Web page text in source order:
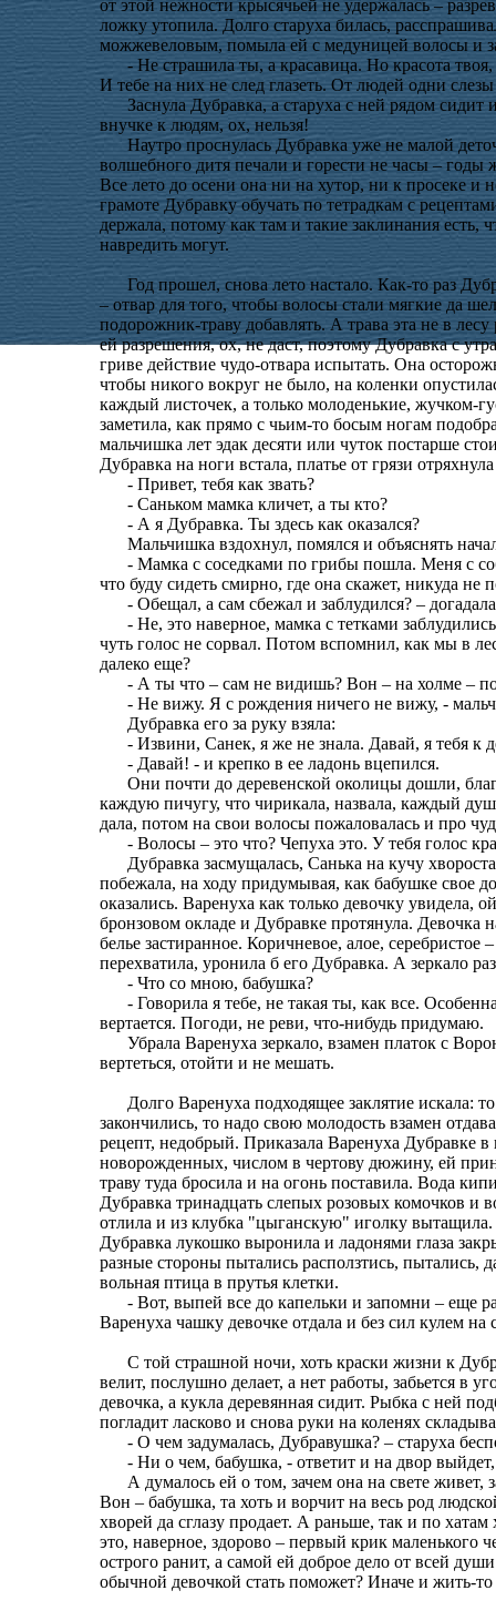
от этой нежности крысячьей не удержалась –
ложку утопила. Долго старуха билась,
можжевеловым, помыла ей с медуницей волосы и
- Не страшила ты, а красавица. Но красота
И тебе на них не след глазеть. От людей одни
Заснула Дубравка, а старуха с ней рядом
внучке к людям, ох, нельзя!
Наутро проснулась Дубравка уже не малой
волшебного дитя печали и горести не часы – годы
Все лето до осени она ни на хутор, ни к просеке и
грамоте Дубравку обучать по тетрадкам с
держала, потому как там и такие заклинания
навредить могут.
Год прошел, снова лето настало. Как-то раз
– отвар для того, чтобы волосы стали мягкие да
подорожник-траву добавлять. А трава эта не в
ей разрешения, ох, не даст, поэтому Дубравка с
гриве действие чудо-отвара испытать. Она
чтобы никого вокруг не было, на коленки
каждый листочек, а только молоденькие, жучком-
заметила, как прямо с чьим-то босым ногам
мальчишка лет эдак десяти или чуток постарше
Дубравка на ноги встала, платье от грязи
- Привет, тебя как звать?
- Саньком мамка кличет, а ты кто?
- А я Дубравка. Ты здесь как оказался?
Мальчишка вздохнул, помялся и объяснять
- Мамка с соседками по грибы пошла. Меня с
что буду сидеть смирно, где она скажет, никуда
- Обещал, а сам сбежал и заблудился? –
- Не, это наверное, мамка с тетками
чуть голос не сорвал. Потом вспомнил, как мы в
далеко еще?
- А ты что – сам не видишь? Вон – на холме –
- Не вижу. Я с рождения ничего не вижу, -
Дубравка его за руку взяла:
- Извини, Санек, я же не знала. Давай, я тебя к
- Давай! - и крепко в ее ладонь вцепился.
Они почти до деревенской околицы дошли,
каждую пичугу, что чирикала, назвала, каждый
дала, потом на свои волосы пожаловалась и про
- Волосы – это что? Чепуха это. У тебя голос
Дубравка засмущалась, Санька на кучу
побежала, на ходу придумывая, как бабушке свое
оказались. Варенуха как только девочку увидела,
бронзовом окладе и Дубравке протянула. Девочка
белье застиранное. Коричневое, алое,
перехватила, уронила б его Дубравка. А зеркало
- Что со мною, бабушка?
- Говорила я тебе, не такая ты, как все.
вертается. Погоди, не реви, что-нибудь придумаю.
Убрала Варенуха зеркало, взамен платок с
вертеться, отойти и не мешать.
Долго Варенуха подходящее заклятие искала:
закончились, то надо свою молодость взамен
рецепт, недобрый. Приказала Варенуха Дубравке
новорожденных, числом в чертову дюжину, ей
траву туда бросила и на огонь поставила. Вода
Дубравка тринадцать слепых розовых комочков и
отлила и из клубка "цыганскую" иголку
Дубравка лукошко выронила и ладонями глаза
разные стороны пытались расползтись, пытались,
вольная птица в прутья клетки.
- Вот, выпей все до капельки и запомни – еще
Варенуха чашку девочке отдала и без сил кулем
С той страшной ночи, хоть краски жизни к
велит, послушно делает, а нет работы, забьется в
девочка, а кукла деревянная сидит. Рыбка с ней
погладит ласково и снова руки на коленях
- О чем задумалась, Дубравушка? – старуха
- Ни о чем, бабушка, - ответит и на двор
А думалось ей о том, зачем она на свете живет,
Вон – бабушка, та хоть и ворчит на весь род
хворей да сглазу продает. А раньше, так и по
это, наверное, здорово – первый крик маленького
острого ранит, а самой ей доброе дело от всей
обычной девочкой стать поможет? Иначе и жить-